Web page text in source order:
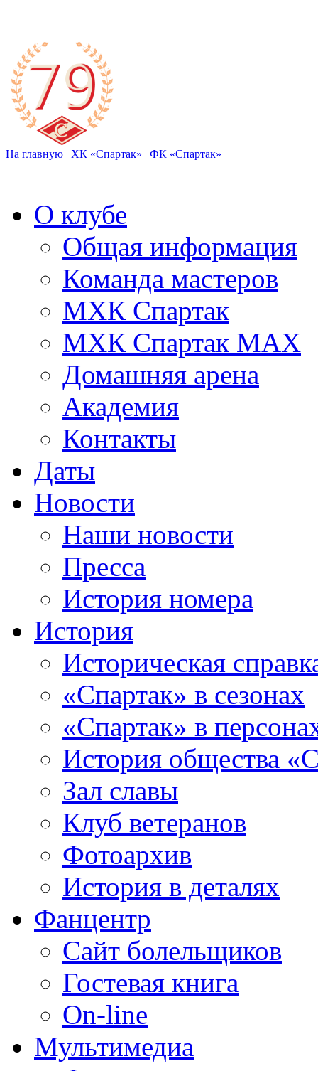
На главную | ХК «Спартак» | ФК «Спартак»
О клубе
Общая информация
Команда мастеров
МХК Спартак
МХК Спартак МАХ
Домашняя арена
Академия
Контакты
Даты
Новости
Наши новости
Пресса
История номера
История
Историческая
«Спартак» в сезонах
«Спартак» в
История общества
Зал славы
Клуб ветеранов
Фотоархив
История в деталях
Фанцентр
Сайт болельщиков
Гостевая книга
On-line
Мультимедиа